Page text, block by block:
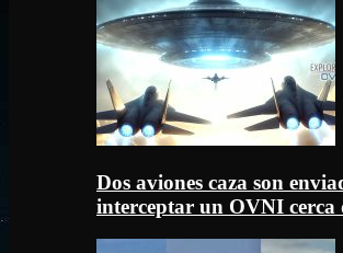
Dos aviones caza son
interceptar un OVNI